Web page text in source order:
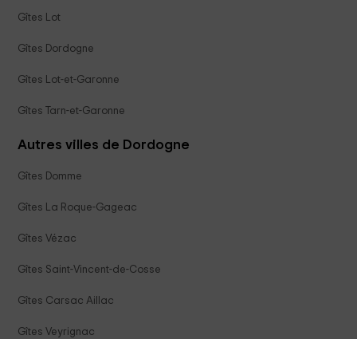
Gîtes Lot
Gîtes Dordogne
Gîtes Lot-et-Garonne
Gîtes Tarn-et-Garonne
Autres villes de Dordogne
Gîtes Domme
Gîtes La Roque-Gageac
Gîtes Vézac
Gîtes Saint-Vincent-de-Cosse
Gîtes Carsac Aillac
Gîtes Veyrignac